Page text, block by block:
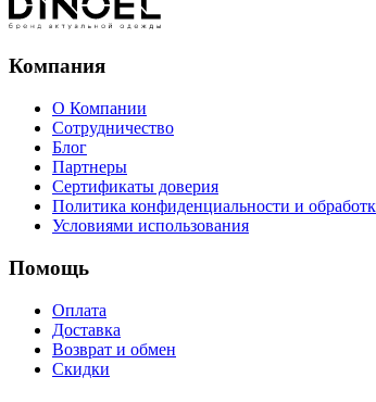
Компания
О Компании
Сотрудничество
Блог
Партнеры
Сертификаты доверия
Политика конфиденциальности и
Условиями использования
Помощь
Оплата
Доставка
Возврат и обмен
Скидки